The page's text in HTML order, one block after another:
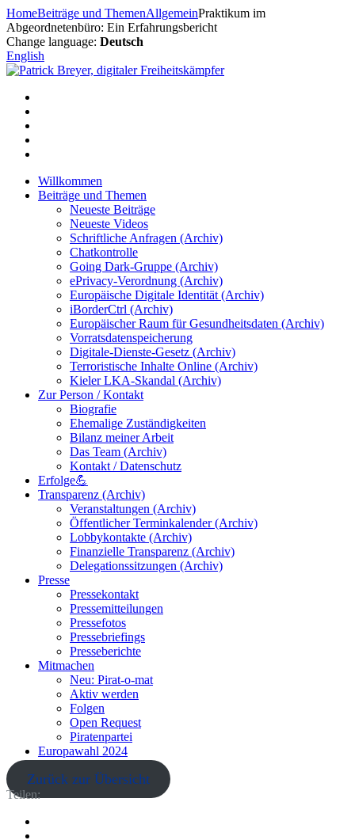
Zum
Inhalt
springen
HomeBeiträge und ThemenAllgemeinPraktikum im
Abgeordnetenbüro: Ein Erfahrungsbericht
Change language: Deutsch
English
Willkommen
Beiträge und Themen
Neueste Beiträge
Neueste Videos
Schriftliche Anfragen (Archiv)
Chatkontrolle
Going Dark-Gruppe (Archiv)
ePrivacy-Verordnung (Archiv)
Europäische Digitale Identität (Archiv)
iBorderCtrl (Archiv)
Europäischer Raum für Gesundheitsdaten (Archiv)
Vorratsdatenspeicherung
Digitale-Dienste-Gesetz (Archiv)
Terroristische Inhalte Online (Archiv)
Kieler LKA-Skandal (Archiv)
Zur Person / Kontakt
Biografie
Ehemalige Zuständigkeiten
Bilanz meiner Arbeit
Das Team (Archiv)
Kontakt / Datenschutz
Erfolge💪
Transparenz (Archiv)
Veranstaltungen (Archiv)
Öffentlicher Terminkalender (Archiv)
Lobbykontakte (Archiv)
Finanzielle Transparenz (Archiv)
Delegationssitzungen (Archiv)
Presse
Pressekontakt
Pressemitteilungen
Pressefotos
Pressebriefings
Presseberichte
Mitmachen
Neu: Pirat-o-mat
Aktiv werden
Folgen
Open Request
Piratenpartei
Europawahl 2024
Zurück zur Übersicht
Teilen: